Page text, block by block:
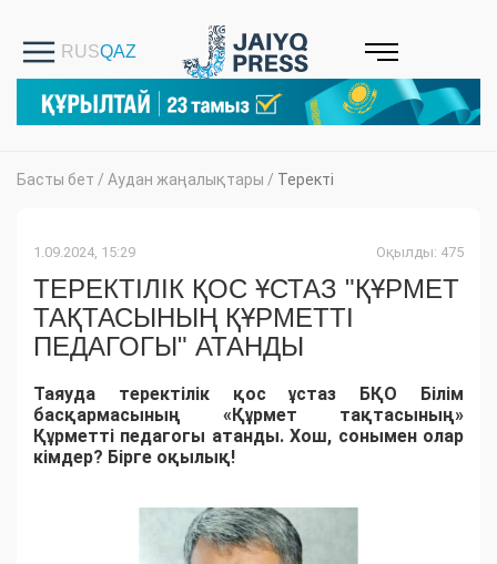
Басты бет / Аудан жаңалықтары / Теректі
1.09.2024, 15:29 Оқылды: 475
ТЕРЕКТІЛІК ҚОС ҰСТАЗ "ҚҰРМЕТ
ТАҚТАСЫНЫҢ ҚҰРМЕТТІ
ПЕДАГОГЫ" АТАНДЫ
Таяуда теректілік қос ұстаз БҚО Білім
басқармасының «Құрмет тақтасының»
Құрметті педагогы атанды. Хош, сонымен олар
кімдер? Бірге оқылық!